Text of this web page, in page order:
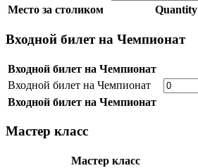
Место за столиком
Quantity
Входной билет на Чемпионат
Входной билет на Чемпионат
Входной билет на Чемпионат
Входной билет на Чемпионат
Мастер класс
Мастер класс